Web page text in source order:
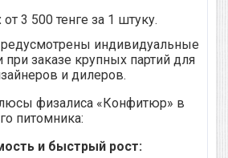
от 3 500 тенге за 1 штуку.
индивидуальные
при заказе крупных партий для
и дилеров.
физалиса «Конфитюр» в
питомника:
и быстрый рост: